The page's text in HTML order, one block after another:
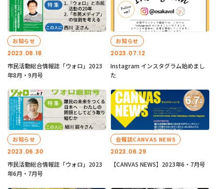
2023.08.18
お知らせ
市民活動総合情報誌「ウォロ」2023
年8月・9月号
2023.07.12
お知らせ
Instagram インスタグラム始めまし
た
2023.06.30
お知らせ
市民活動総合情報誌「ウォロ」2023
年6月・7月号
2023.06.29
会報誌CANVAS NEWS
【CANVAS NEWS】2023年6・7月号